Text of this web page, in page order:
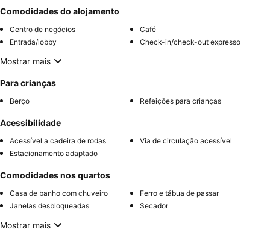
Comodidades do alojamento
Centro de negócios
Café
Entrada/lobby
Check-in/check-out expresso
Mostrar mais
Para crianças
Berço Refeições para crianças
Acessibilidade
Acessível a cadeira de rodas
Via de circulação acessível
Estacionamento adaptado
Comodidades nos quartos
Casa de banho com chuveiro
Ferro e tábua de passar
Janelas desbloqueadas
Secador
Mostrar mais